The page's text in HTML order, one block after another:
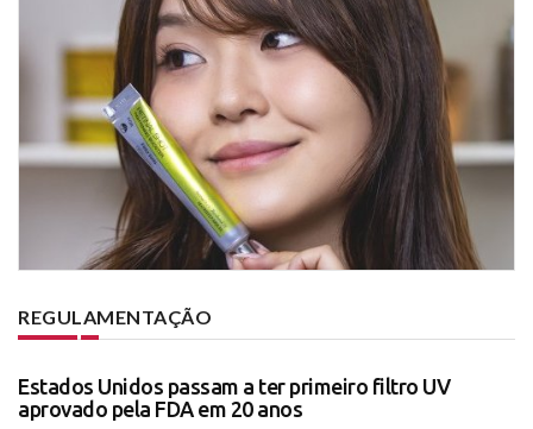
REGULAMENTAÇÃO
Estados Unidos passam a ter primeiro filtro UV
aprovado pela FDA em 20 anos